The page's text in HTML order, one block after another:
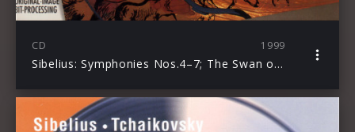
CD 1999
Sibelius: Symphonies Nos.4–7; The Swan of Tuonela; Tapiola